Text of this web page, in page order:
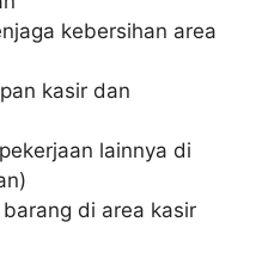
kebersihan area
kasir dan
lainnya di
di area kasir